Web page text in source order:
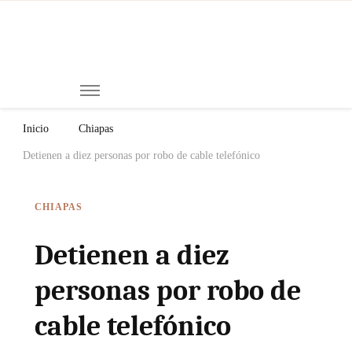
Inicio Chiapas
Detienen a diez personas por robo de cable telefónico
CHIAPAS
Detienen a diez
personas por robo de
cable telefónico